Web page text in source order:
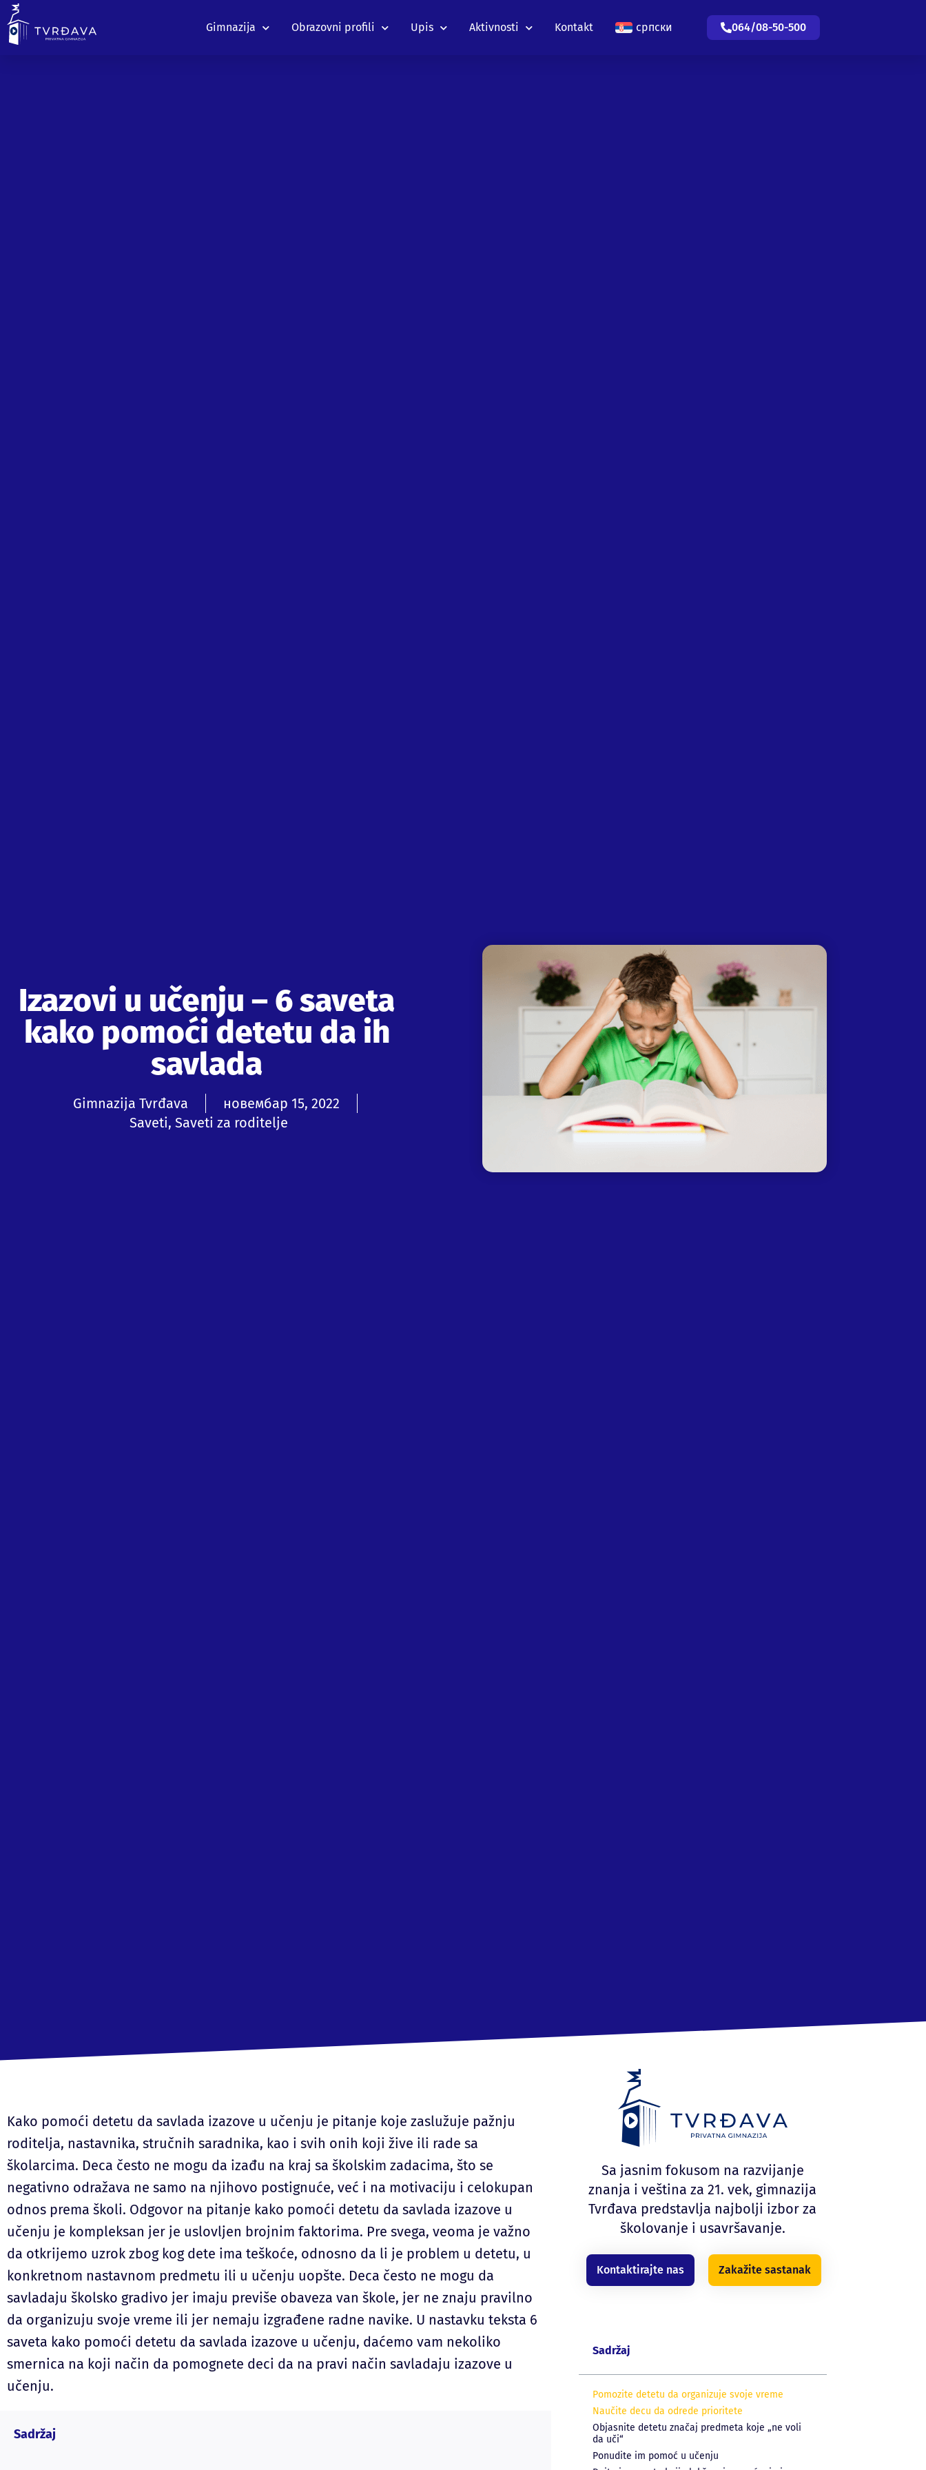
Gimnazija Obrazovni profili Upis Aktivnosti Kontakt српски 064/08-50-500
Izazovi u učenju – 6 saveta
kako pomoći detetu da ih
savlada
Gimnazija Tvrđava
новембар 15, 2022
Saveti, Saveti za roditelje
Kako pomoći detetu da savlada izazove u učenju je pitanje koje zaslužuje pažnju
roditelja, nastavnika, stručnih saradnika, kao i svih onih koji žive ili rade sa
školarcima. Deca često ne mogu da izađu na kraj sa školskim zadacima, što se
negativno odražava ne samo na njihovo postignuće, već i na motivaciju i celokupan
odnos prema školi. Odgovor na pitanje kako pomoći detetu da savlada izazove u
učenju je kompleksan jer je uslovljen brojnim faktorima. Pre svega, veoma je važno
da otkrijemo uzrok zbog kog dete ima teškoće, odnosno da li je problem u detetu, u
konkretnom nastavnom predmetu ili u učenju uopšte. Deca često ne mogu da
savladaju školsko gradivo jer imaju previše obaveza van škole, jer ne znaju pravilno
da organizuju svoje vreme ili jer nemaju izgrađene radne navike. U nastavku teksta 6
saveta kako pomoći detetu da savlada izazove u učenju, daćemo vam nekoliko
smernica na koji način da pomognete deci da na pravi način savladaju izazove u
učenju.
Sadržaj
Sa jasnim fokusom na razvijanje
znanja i veština za 21. vek, gimnazija
Tvrđava predstavlja najbolji izbor za
školovanje i usavršavanje.
Kontaktirajte nas Zakažite sastanak
Sadržaj
Pomozite detetu da organizuje svoje vreme
Naučite decu da odrede prioritete
Objasnite detetu značaj predmeta koje „ne voli
da uči“
Ponudite im pomoć u učenju